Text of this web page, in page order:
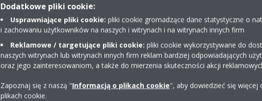
Szczegóły techniczne
Dodatkowe pliki cookie:
Usprawniające pliki cookie: pliki cookie gromadzące dane statystyczne o
i zachowaniu użytkowników na naszych i witrynach i na witrynach innych firm
Reklamowe / targetujące pliki cookie: pliki cookie wykorzystywane do
naszych witrynach lub witrynach innych firm reklam bardziej odpowiadających
oraz jego zainteresowaniom, a także do mierzenia skuteczności akcji
Zapoznaj się z naszą "Informacją o plikach cookie", aby dowiedzieć się więcej
plikach cookie.